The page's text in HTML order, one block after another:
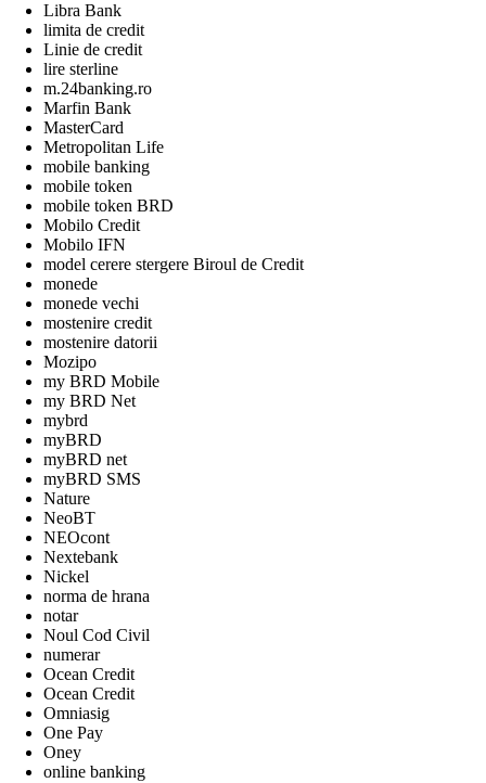
Libra Bank
limita de credit
Linie de credit
lire sterline
m.24banking.ro
Marfin Bank
MasterCard
Metropolitan Life
mobile banking
mobile token
mobile token BRD
Mobilo Credit
Mobilo IFN
model cerere stergere Biroul de Credit
monede
monede vechi
mostenire credit
mostenire datorii
Mozipo
my BRD Mobile
my BRD Net
mybrd
myBRD
myBRD net
myBRD SMS
Nature
NeoBT
NEOcont
Nextebank
Nickel
norma de hrana
notar
Noul Cod Civil
numerar
Ocean Credit
Ocean Credit
Omniasig
One Pay
Oney
online banking